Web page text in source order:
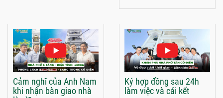
Cảm nghĩ của Anh Nam
khi nhận bàn giao nhà
Ký hợp đồng sau 24h
làm việc và cái kết